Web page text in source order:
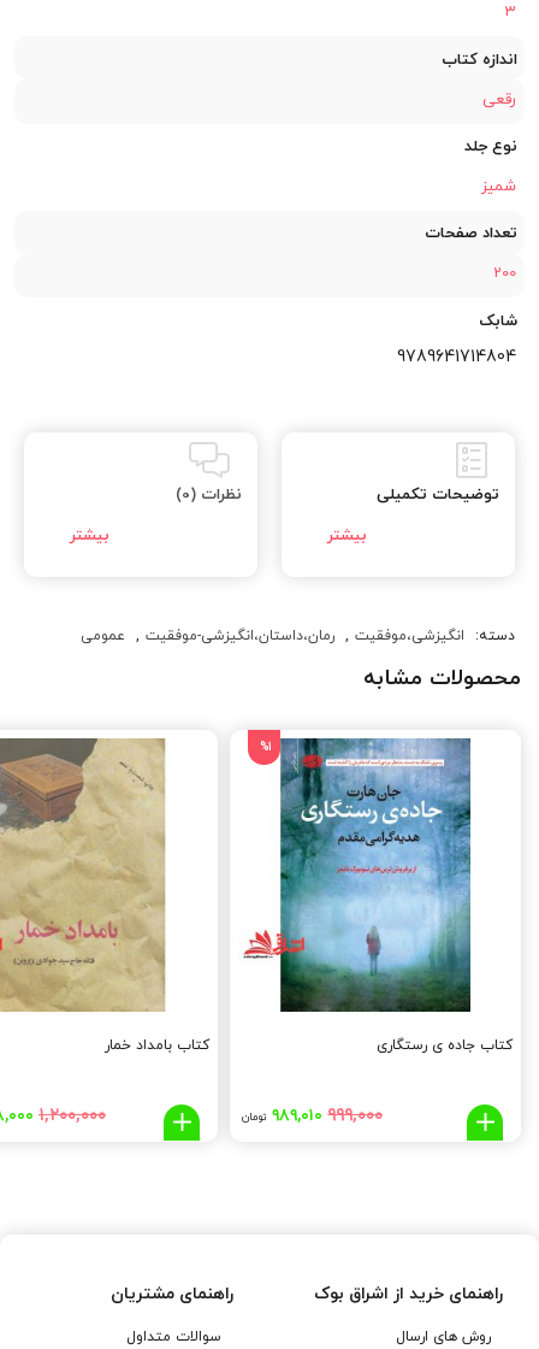
3
اندازه کتاب
رقعی
نوع جلد
شمیز
تعداد صفحات
200
شابک
9789641714804
توضیحات تکمیلی نظرات (0)
دسته: انگیزشی،موفقیت , رمان،داستان،انگیزشی-موفقیت , عمومی
محصولات مشابه
کتاب جاده ی رستگاری
۹۹۹,۰۰۰ قیمت
۹۸۹,۰۱۰ تومانقیمت
کتاب بامداد خمار
۱,۲۰۰,۰۰۰
راهنمای خرید از اشراق بوک
روش های ارسال
راهنمای مشتریان
سوالات متداول